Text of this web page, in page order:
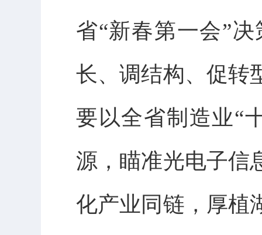
省“新春第一会”
长、调结构、促转
要以全省制造业“
源，瞄准光电子信
化产业同链，厚植